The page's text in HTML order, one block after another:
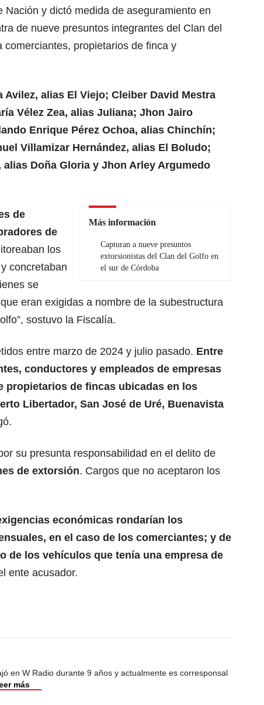
y dictó medida de aseguramiento en
de nueve presuntos integrantes del Clan del
propietarios de finca y
Avilez, alias El Viejo; Cleiber David Mestra
Vélez Zea, alias Juliana; Jhon Jairo
Enrique Pérez Ochoa, alias Chinchín;
Villamizar Hernández, alias El Boludo;
Doña Gloria y Jhon Arley Argumedo
Más información
Capturan a nueve presuntos
extorsionistas del Clan del Golfo en
el sur de Córdoba
de
de
los
concretaban
se
eran exigidas a nombre de la subestructura
sostuvo la Fiscalía.
entre marzo de 2024 y julio pasado. Entre
conductores y empleados de empresas
propietarios de fincas ubicadas en los
Libertador, San José de Uré, Buenavista
su presunta responsabilidad en el delito de
de extorsión. Cargos que no aceptaron los
económicas rondarían los
en el caso de los comerciantes; y de
de los vehículos que tenía una empresa de
ente acusador.
en W Radio durante 9 años y actualmente es corresponsal
más